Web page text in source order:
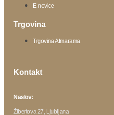
E-novice
Trgovina
Trgovina Atmarama
Kontakt
Naslov:
Žibertova 27, Ljubljana